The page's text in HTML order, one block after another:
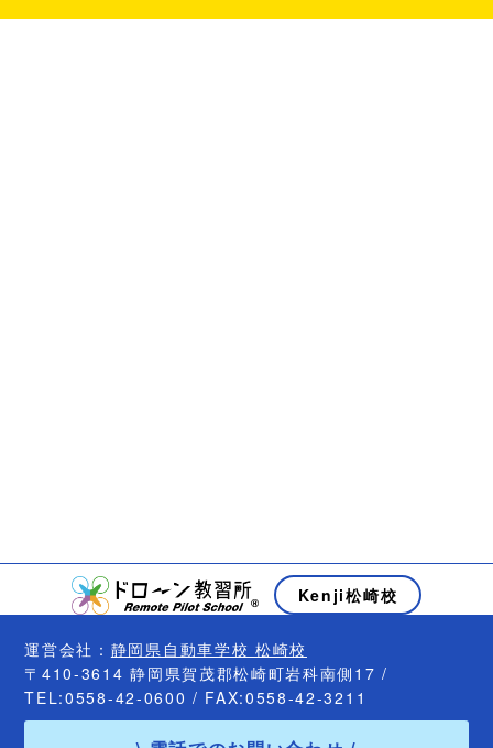
Kenji松崎校
運営会社： 静岡県自動車学校 松崎校
〒410-3614 静岡県賀茂郡松崎町岩科南側17 /
TEL:0558-42-0600 / FAX:0558-42-3211